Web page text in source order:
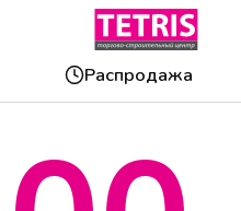
Распродажа